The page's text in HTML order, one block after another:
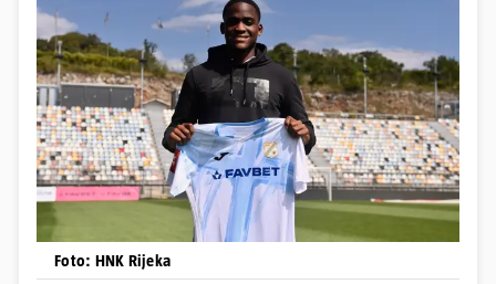
Foto: HNK Rijeka